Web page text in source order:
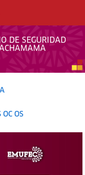
DE SEGURIDAD
OS